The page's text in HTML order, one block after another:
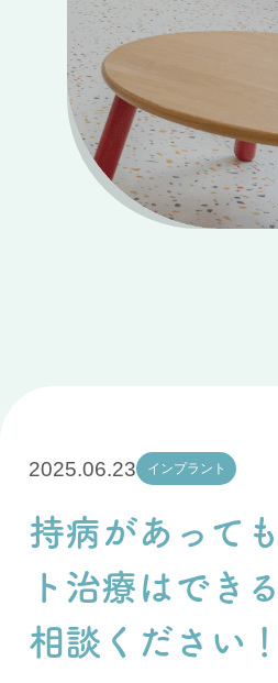
2025.06.23 インプラント
持病があって
ト治療はでき
相談ください！